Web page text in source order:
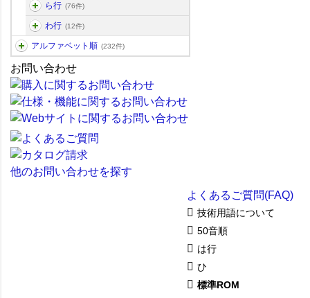
ら行 (76件)
わ行 (12件)
アルファベット順 (232件)
お問い合わせ
他のお問い合わせを探す
よくあるご質問(FAQ)
技術用語について
50音順
は行
ひ
標準ROM